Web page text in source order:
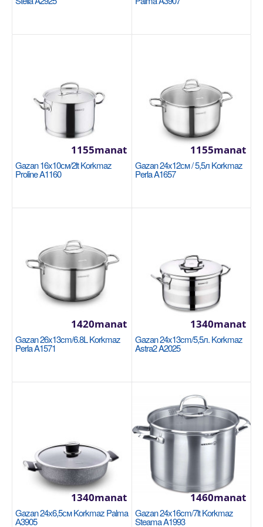
Gazan 20x10cm / 3л Korkmaz Ornella Sera
Vanilla A3971
KORKMAZ
1360manat
Availability
Garşylaşdyrmaga goş
Halananlara goş
KORKMAZ
Gazan 16x10см/2lt Korkmaz
Proline A1160
1155manat
Gazan 24x12см / 5,5л Korkmaz
Perla A1657
1155manat
Gazan 26x13cm/6.8L Korkmaz
Perla A1571
1420manat
Gazan 24x13cm/5,5л. Korkmaz
Astra2 A2025
1340manat
Gazan 24х6,5см Korkmaz Palma
А3905
1340manat
Gazan 24x16cm/7lt Korkmaz
Steama A1993
1460manat